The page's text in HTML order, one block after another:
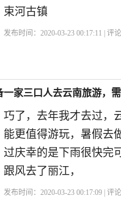
束河古镇
发布时间：2020-03-23 00:17:11 | 评
家三口人去云南旅游，需
巧了，去年我才去过，
能更值得游玩，暑假去
过庆幸的是下雨很快完
跟风去了丽江，
发布时间：2020-03-23 00:17:09 | 评